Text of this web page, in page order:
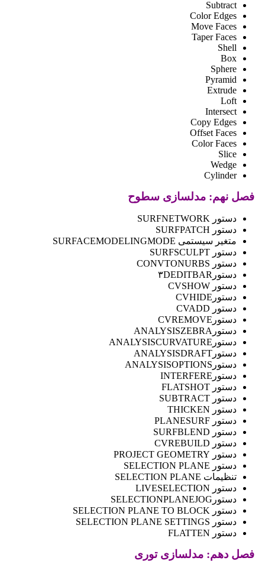
Subtract
Color Edges
Move Faces
Taper Faces
Shell
Box
Sphere
Pyramid
Extrude
Loft
Intersect
Copy Edges
Offset Faces
Color Faces
Slice
Wedge
Cylinder
فصل نهم: مدلسازی سطوح
دستور SURFNETWORK
دستور SURFPATCH
متغیر سیستمی SURFACEMODELINGMODE
دستور SURFSCULPT
دستور CONVTONURBS
دستور۳DEDITBAR
دستور CVSHOW
دستورCVHIDE
دستور CVADD
دستورCVREMOVE
دستورANALYSISZEBRA
دستورANALYSISCURVATURE
دستورANALYSISDRAFT
دستورANALYSISOPTIONS
دستورINTERFERE
دستور FLATSHOT
دستور SUBTRACT
دستور THICKEN
دستور PLANESURF
دستور SURFBLEND
دستور CVREBUILD
دستور PROJECT GEOMETRY
دستور SELECTION PLANE
تنظیمات SELECTION PLANE
دستور LIVESELECTION
دستورSELECTIONPLANEJOG
دستور SELECTION PLANE TO BLOCK
دستور SELECTION PLANE SETTINGS
دستور FLATTEN
فصل دهم: مدلسازی توری